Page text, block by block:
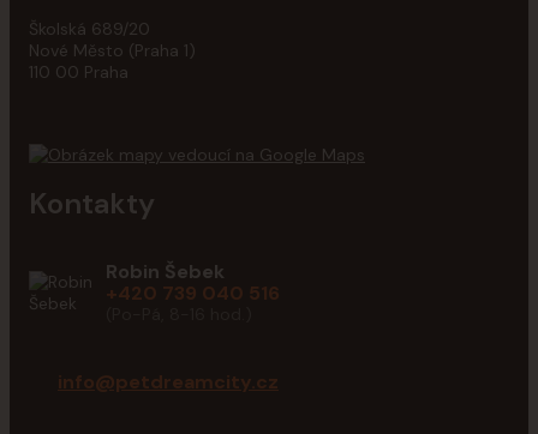
Školská 689/20
Nové Město (Praha 1)
110 00 Praha
Kontakty
Robin Šebek
+420 739 040 516
info@petdreamcity.cz